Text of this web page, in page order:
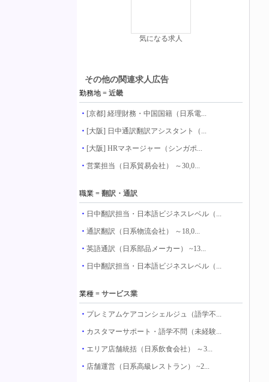
気になる求人
その他の関連求人広告
勤務地 = 近畿
・ [京都] 経理財務・中国国籍（日系電...
・ [大阪] 日中通訳翻訳アシスタント（...
・ [大阪] HRマネージャー（シンガポ...
・ 営業担当（日系貿易会社） ～30,0...
職業 = 翻訳・通訳
・ 日中翻訳担当・日本語ビジネスレベル（...
・ 通訳翻訳（日系物流会社） ～18,0...
・ 英語通訳（日系部品メーカー） ~13...
・ 日中翻訳担当・日本語ビジネスレベル（...
業種 = サービス業
・ プレミアムケアコンシェルジュ（語学不...
・ カスタマーサポート・語学不問（未経験...
・ エリア店舗統括（日系飲食会社） ～3...
・ 店舗運営（日系高級レストラン） ~2...